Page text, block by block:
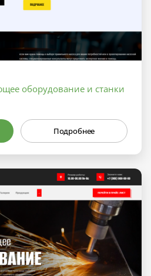
оборудование и станки
Подробнее